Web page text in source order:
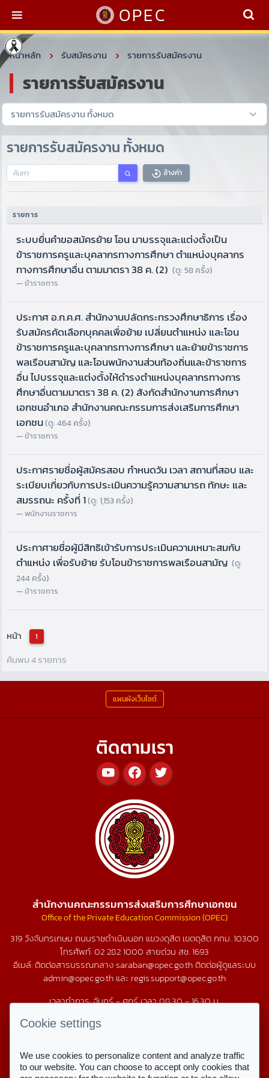
OPEC
หน้าหลัก รับสมัครงาน รายการรับสมัครงาน
รายการรับสมัครงาน
รายการรับสมัครงาน ทั้งหมด
ล้างค่า
รายการ
ระบบยื่นคำขอสมัครย้าย โอน มาบรรจุและแต่งตั้งเป็น
ข้าราชการครูและบุคลากรทางการศึกษา ตำแหน่งบุคลากร
ทางการศึกษาอื่น ตามมาตรา 38 ค. (2) (ดู: 58 ครั้ง)
ข้าราชการ
ประกาศ อ.ก.ค.ศ. สำนักงานปลัดกระทรวงศึกษาธิการ เรื่อง
รับสมัครคัดเลือกบุคคลเพื่อย้าย เปลี่ยนตำแหน่ง และโอน
ข้าราชการครูและบุคลากรทางการศึกษา และย้ายข้าราชการ
พลเรือนสามัญ และโอนพนักงานส่วนท้องถิ่นและข้าราชการ
อื่น ไปบรรจุและแต่งตั้งให้ดำรงตำแหน่งบุคลากรทางการ
ศึกษาอื่นตามมาตรา 38 ค. (2) สังกัดสำนักงานการศึกษา
เอกชนอำเภอ สำนักงานคณะกรรมการส่งเสริมการศึกษา
เอกชน(ดู: 464 ครั้ง)
ข้าราชการ
ประกาศรายชื่อผู้สมัครสอบ กำหนดวัน เวลา สถานที่สอบ และ
ระเบียบเกี่ยวกับการประเมินความรู้ความสามารถ ทักษะ และ
สมรรถนะ ครั้งที่ 1(ดู: 1,153 ครั้ง)
พนักงานราชการ
ประกาศายชื่อผู้มีสิทธิเข้ารับการประเมินความเหมาะสมกับ
ตำแหน่ง เพื่อรับย้าย รับโอนข้าราชการพลเรือนสามัญ (ดู:
244 ครั้ง)
ข้าราชการ
หน้า 1
ค้นพบ 4 รายการ
แผนผังเว็บไซต์
ติดตามเรา
สำนักงานคณะกรรมการส่งเสริมการศึกษาเอกชน
Office of the Private Education Commission (OPEC)
319 วังจันทรเกษม ถนนราชดำเนินนอก แขวงดุสิต เขตดุสิต กทม. 10300
โทรศัพท์:02 282 1000 สายด่วน สช.1693
อีเมล์: ติดต่อสารบรรณกลาง saraban@opec.go.th ติดต่อผู้ดูแลระบบ
admin@opec.go.th และ regis.support@opec.go.th
เวลาทำการ: จันทร์ - ศุกร์ เวลา 08.30 - 16.30 น.
นโยบายเว็บไซต์|นโยบายคุ้มครองข้อมูลส่วนบุคคล
แจ้งเรื่องร้องเรียน
Cookie settings
We use cookies to personalize content and analyze traffic
to our website. You can choose to accept only cookies that